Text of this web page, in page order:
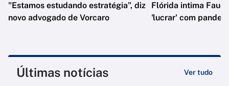
"Estamos estudando estratégia”, diz
novo advogado de Vorcaro
Flórida intima
'lucrar' com
Últimas notícias Ver tudo